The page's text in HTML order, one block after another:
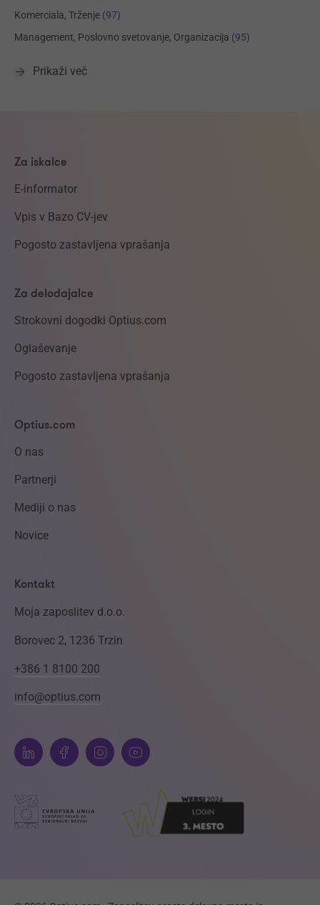
Komerciala, Trženje (97)
Management, Poslovno svetovanje, Organizacija (95)
Prikaži več
Za iskalce
E-informator
Vpis v Bazo CV-jev
Pogosto zastavljena vprašanja
Za delodajalce
Strokovni dogodki Optius.com
Oglaševanje
Pogosto zastavljena vprašanja
Optius.com
O nas
Partnerji
Mediji o nas
Novice
Kontakt
Moja zaposlitev d.o.o.
Borovec 2, 1236 Trzin
+386 1 8100 200
info@optius.com